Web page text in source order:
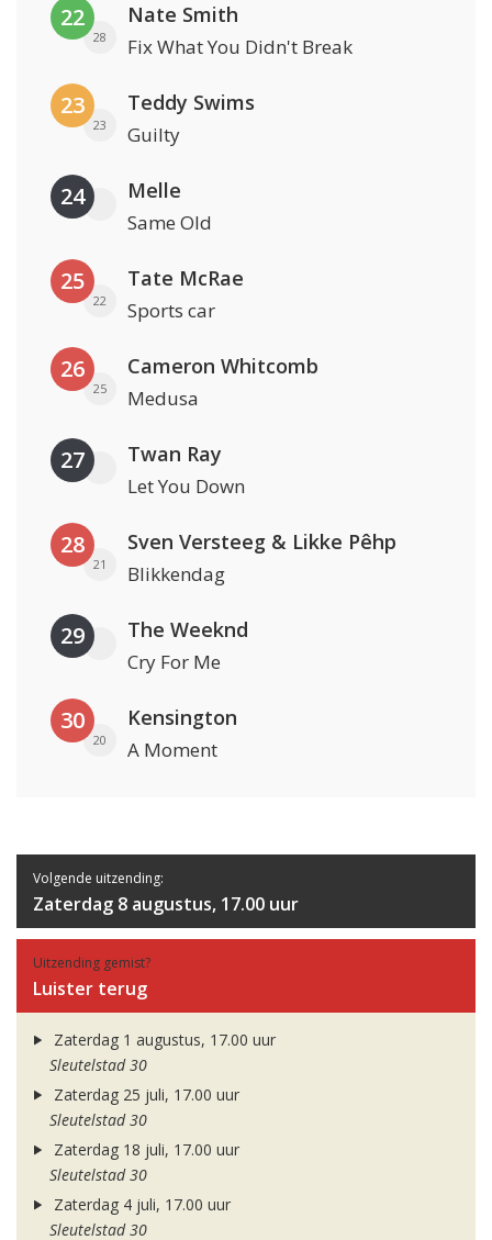
22
28
Nate Smith
Fix What You Didn't Break
23
23
Teddy Swims
Guilty
24 Melle
Same Old
25
22
Tate McRae
Sports car
26
25
Cameron Whitcomb
Medusa
27 Twan Ray
Let You Down
28
21
Sven Versteeg & Likke Pêhp
Blikkendag
29 The Weeknd
Cry For Me
30
20
Kensington
A Moment
Volgende uitzending:
Zaterdag 8 augustus, 17.00 uur
Uitzending gemist?
Luister terug
Zaterdag 1 augustus, 17.00 uur
Sleutelstad 30
Zaterdag 25 juli, 17.00 uur
Sleutelstad 30
Zaterdag 18 juli, 17.00 uur
Sleutelstad 30
Zaterdag 4 juli, 17.00 uur
Sleutelstad 30